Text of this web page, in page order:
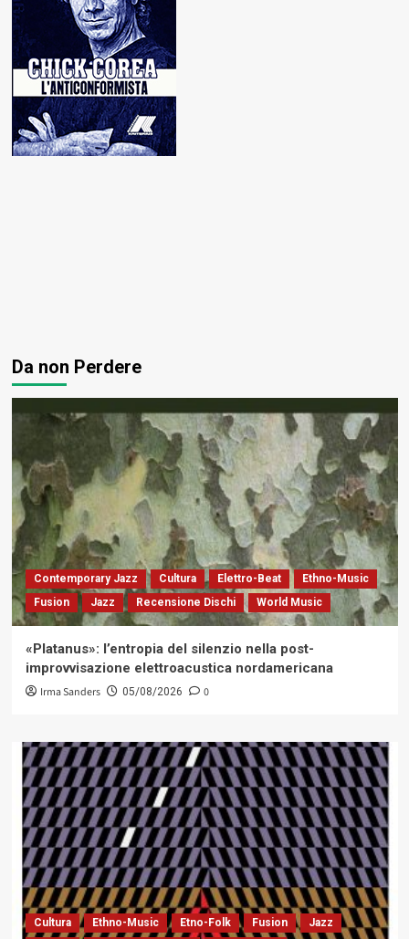
Da non Perdere
Contemporary Jazz Cultura Elettro-Beat
Ethno-Music
Fusion
Jazz Recensione Dischi World Music
«Platanus»: l’entropia del silenzio nella post-
improvvisazione elettroacustica nordamericana
Irma Sanders 05/08/2026 0
Cultura Ethno-Music Etno-Folk Fusion
Jazz